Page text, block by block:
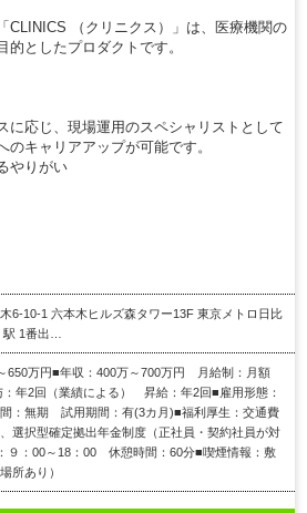
CLINICS （クリニクス）」は、医療機関の
としたプロダクトです。
に応じ、現場運用のスペシャリストとして
キャリアアップが可能です。
やりがい
6-10-1 六本木ヒルズ森タワー13F 東京メトロ日比
1番出…
650万円■年収：400万～700万円 月給制：月額
年2回（業績による） 昇給：年2回■雇用形態：
：無期 試用期間：有(3カ月)■福利厚生：交通費
選択型確定拠出年金制度（正社員・契約社員が対
９：00～18：00 休憩時間：60分■喫煙情報：敷
所あり）